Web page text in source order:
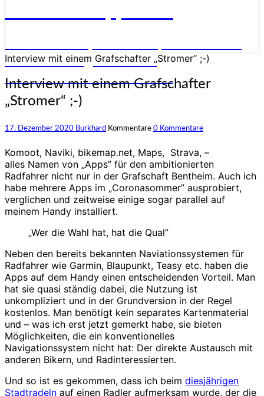
und Erfahrungen auf den
unterschiedlichsten Rädern
Interview mit einem Grafschafter „Stromer“ ;-)
Interview mit einem Grafschafter
„Stromer“ ;-)
17. Dezember 2020 Burkhard Kommentare 0 Kommentare
Komoot, Naviki, bikemap.net, Maps, Strava, –
alles Namen von „Apps” für den ambitionierten
Radfahrer nicht nur in der Grafschaft Bentheim. Auch ich
habe mehrere Apps im „Coronasommer” ausprobiert,
verglichen und zeitweise einige sogar parallel auf
meinem Handy installiert.
„Wer die Wahl hat, hat die Qual”
Neben den bereits bekannten Naviationssystemen für
Radfahrer wie Garmin, Blaupunkt, Teasy etc. haben die
Apps auf dem Handy einen entscheidenden Vorteil. Man
hat sie quasi ständig dabei, die Nutzung ist
unkompliziert und in der Grundversion in der Regel
kostenlos. Man benötigt kein separates Kartenmaterial
und – was ich erst jetzt gemerkt habe, sie bieten
Möglichkeiten, die ein konventionelles
Navigationssystem nicht hat: Der direkte Austausch mit
anderen Bikern, und Radinteressierten.
Und so ist es gekommen, dass ich beim diesjährigen
Stadtradeln auf einen Radler aufmerksam wurde, der die